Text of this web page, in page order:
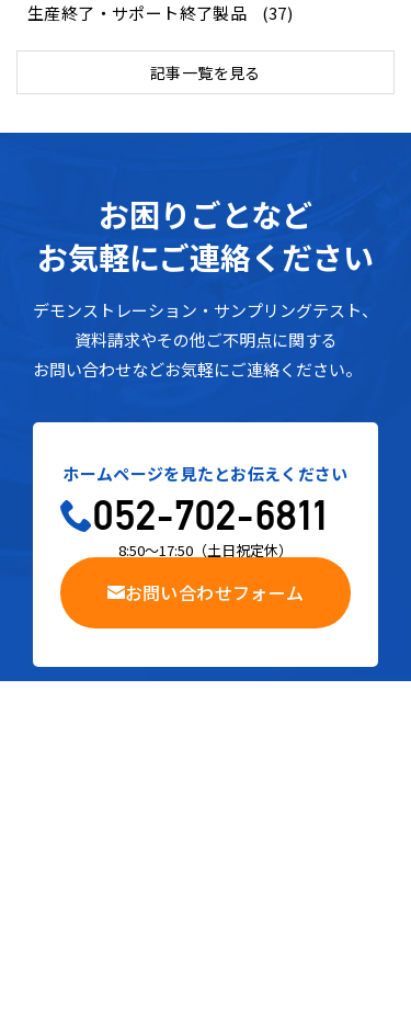
生産終了・サポート終了製品 (37)
記事一覧を見る
お困りごとなど
お気軽にご連絡ください
デモンストレーション・サンプリングテスト、
資料請求やその他ご不明点に関する
お問い合わせなどお気軽にご連絡ください。
ホームページを見たとお伝えください
052-702-6811
8:50～17:50 （土日祝定休）
お問い合わせフォーム